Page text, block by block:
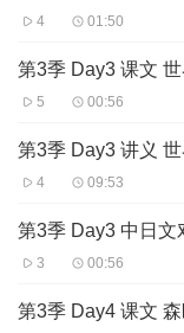
4 01:50
第3季 Day3 课文
5 00:56
第3季 Day3 讲义
4 09:53
第3季 Day3 中日文
3 00:56